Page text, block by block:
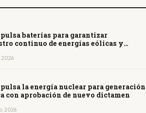
baterías para garantizar
continuo de energías eólicas y
2026
la energía nuclear para generación
con aprobación de nuevo dictamen
2026